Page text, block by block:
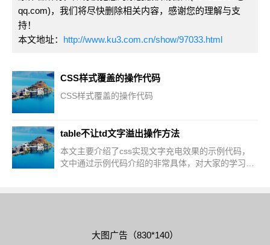
qq.com)，我们将尽快删除相关内容，感谢您的理解与支
持！
本文地址： http://www.ku3.com.cn/show/97033.html
上一篇
CSS样式覆盖的操作代码
CSS样式覆盖的操作代码
下一篇
table不让td文字溢出操作方法
本文主要介绍了css实现文字充电效果的示例代码，
文中通过示例代码介绍的非常具体，对大家的学习或
大图广告（830*140）